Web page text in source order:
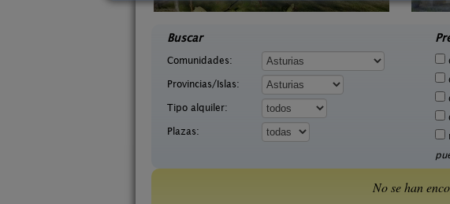
Buscar
Comunidades:
Provincias/Islas:
Tipo alquiler:
Plazas:
No se han